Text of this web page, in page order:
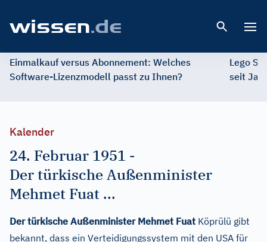
Einmalkauf versus Abonnement: Welches
Software-Lizenzmodell passt zu Ihnen?
Lego
seit
Kalender
24. Februar 1951 -
Der türkische Außenminister
Mehmet Fuat ...
Der türkische Außenminister Mehmet Fuat Köprülü gibt
bekannt, dass ein Verteidigungssystem mit den USA für